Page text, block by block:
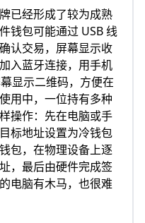
已经形成了较为成熟
钱包可能通过 USB 线
认交易，屏幕显示收
入蓝牙连接，用手机
显示二维码，方便在
用中，一位持有多种
操作：先在电脑或手
标地址设置为冷钱包
包，在物理设备上逐
，最后由硬件完成签
电脑有木马，也很难